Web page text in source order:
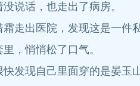
话，也走出了病房。
出医院，发现这是一件私
，悄悄松了口气。
现自己里面穿的是晏玉山